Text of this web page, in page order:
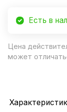
Есть в
Цена
может